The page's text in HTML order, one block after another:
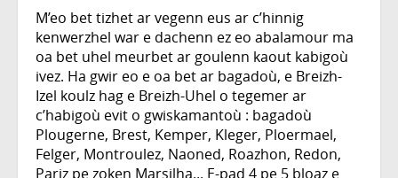
M’eo bet tizhet ar vegenn eus ar c’hinnig
kenwerzhel war e dachenn ez eo abalamour ma
oa bet uhel meurbet ar goulenn kaout kabigoù
ivez. Ha gwir eo e oa bet ar bagadoù, e Breizh-
Izel koulz hag e Breizh-Uhel o tegemer ar
c’habigoù evit o gwiskamantoù : bagadoù
Plougerne, Brest, Kemper, Kleger, Ploermael,
Felger, Montroulez, Naoned, Roazhon, Redon,
Pariz pe zoken Marsilha... E-pad 4 pe 5 bloaz e